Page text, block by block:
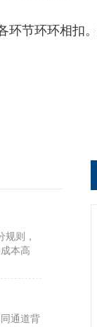
环环相扣
则，
本高
通道背